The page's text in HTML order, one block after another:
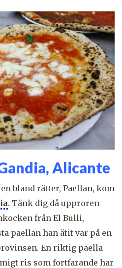
Alicante
bland rätter, Paellan, kom
. Tänk dig då upproren
från El Bulli,
paellan han ätit var på en
En riktig paella
ris som fortfarande har